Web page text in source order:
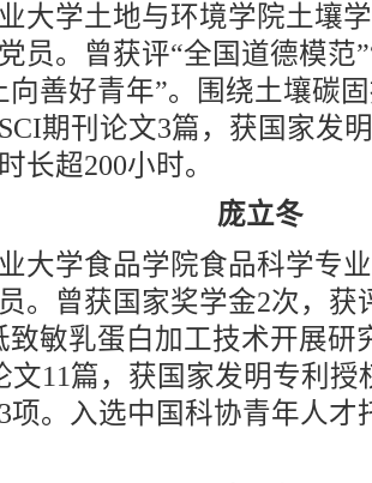
学土地与环境学院土壤学
员。曾获评“全国道德模范
向善好青年”。围绕土壤碳
期刊论文3篇，获国家发
长超200小时。
庞立冬
学食品学院食品科学专业
。曾获国家奖学金2次，获
致敏乳蛋白加工技术开展研
文11篇，获国家发明专利授
项。入选中国科协青年人才